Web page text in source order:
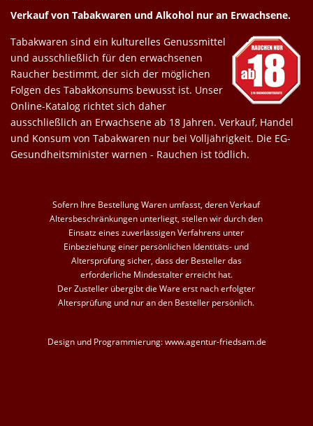
Verkauf von Tabakwaren und Alkohol nur an Erwachsene.
Tabakwaren sind ein kulturelles Genussmittel
und ausschließlich für den erwachsenen
Raucher bestimmt, der sich der möglichen
Folgen des Tabakkonsums bewusst ist. Unser
Online-Katalog richtet sich daher
ausschließlich an Erwachsene ab 18 Jahren. Verkauf, Handel
und Konsum von Tabakwaren nur bei Volljährigkeit. Die EG-
Gesundheitsminister warnen - Rauchen ist tödlich.
Sofern Ihre Bestellung Waren umfasst, deren Verkauf
Altersbeschränkungen unterliegt, stellen wir durch den
Einsatz eines zuverlässigen Verfahrens unter
Einbeziehung einer persönlichen Identitäts- und
Altersprüfung sicher, dass der Besteller das
erforderliche Mindestalter erreicht hat.
Der Zusteller übergibt die Ware erst nach erfolgter
Altersprüfung und nur an den Besteller persönlich.
Design und Programmierung:www.agentur-friedsam.de